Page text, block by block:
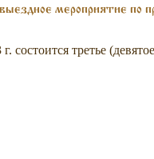
мероприятие по
состоится третье